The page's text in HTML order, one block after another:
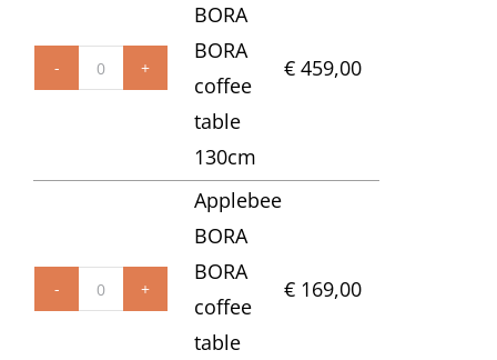
zits
sofa
Applebee
130cm
aantal
BORA
BORA
coffee
table
130cm
€ 459,00
Applebee
Applebee
BORA
BORA
coffee
table
€ 169,00